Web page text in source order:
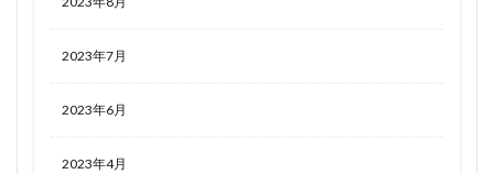
2023年7月
2023年6月
2023年4月